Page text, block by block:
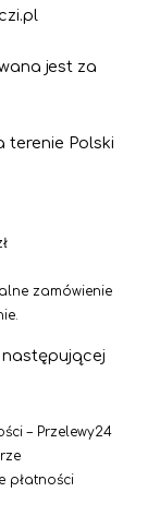
jest za
terenie Polski
zamówienie
– Przelewy24
płatności